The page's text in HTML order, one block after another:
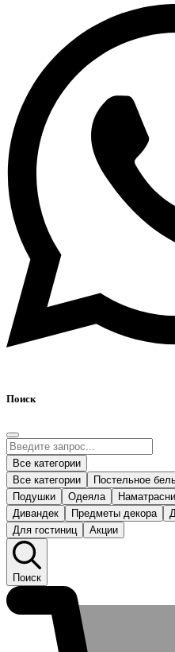
Поиск
Все категории
Все категории
Постельное
Подушки
Одеяла
Дивандек
Предметы декора
Для гостиниц
Акции
Поиск